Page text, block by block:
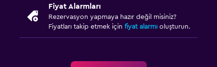
Fiyat Alarmları
Rezervasyon yapmaya hazır değil misiniz?
Fiyatları takip etmek için fiyat alarmı oluşturun.